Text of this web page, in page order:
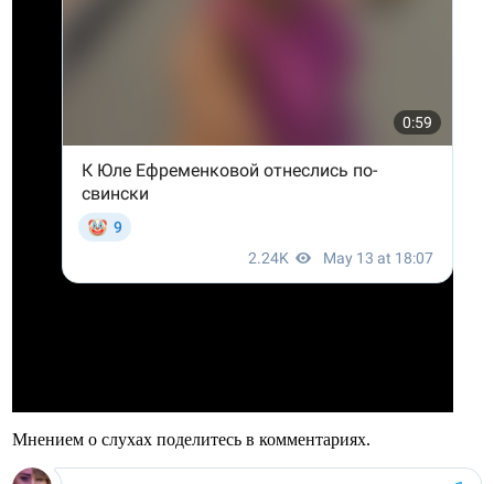
Мнением о слухах поделитесь в комментариях.